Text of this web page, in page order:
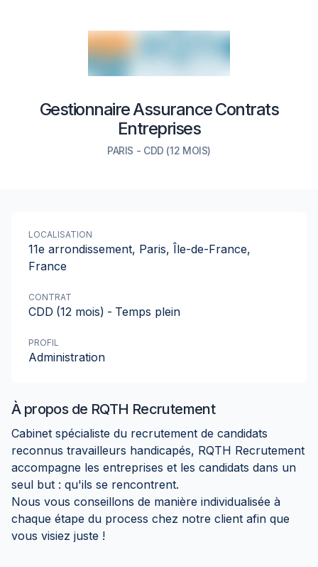
Gestionnaire Assurance Contrats
Entreprises
PARIS - CDD (12 MOIS)
À propos de RQTH Recrutement
Cabinet spécialiste du recrutement de candidats
reconnus travailleurs handicapés, RQTH Recrutement
accompagne les entreprises et les candidats dans un
seul but : qu'ils se rencontrent.
Nous vous conseillons de manière individualisée à
chaque étape du process chez notre client afin que
vous visiez juste !
LOCALISATION
11e arrondissement, Paris, Île-de-France,
France
CONTRAT
CDD (12 mois) - Temps plein
PROFIL
Administration